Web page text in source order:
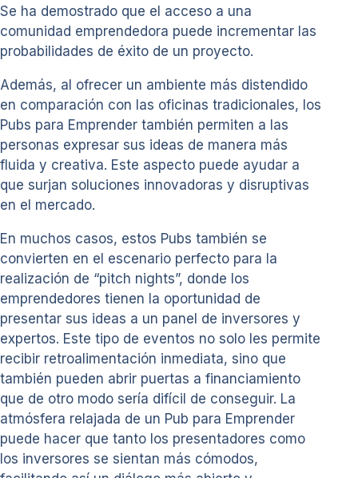
Se ha demostrado que el acceso a una
comunidad emprendedora puede incrementar las
probabilidades de éxito de un proyecto.
Además, al ofrecer un ambiente más distendido
en comparación con las oficinas tradicionales, los
Pubs para Emprender también permiten a las
personas expresar sus ideas de manera más
fluida y creativa. Este aspecto puede ayudar a
que surjan soluciones innovadoras y disruptivas
en el mercado.
En muchos casos, estos Pubs también se
convierten en el escenario perfecto para la
realización de “pitch nights”, donde los
emprendedores tienen la oportunidad de
presentar sus ideas a un panel de inversores y
expertos. Este tipo de eventos no solo les permite
recibir retroalimentación inmediata, sino que
también pueden abrir puertas a financiamiento
que de otro modo sería difícil de conseguir. La
atmósfera relajada de un Pub para Emprender
puede hacer que tanto los presentadores como
los inversores se sientan más cómodos,